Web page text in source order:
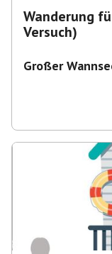
Wanderung
Versuch)
Großer